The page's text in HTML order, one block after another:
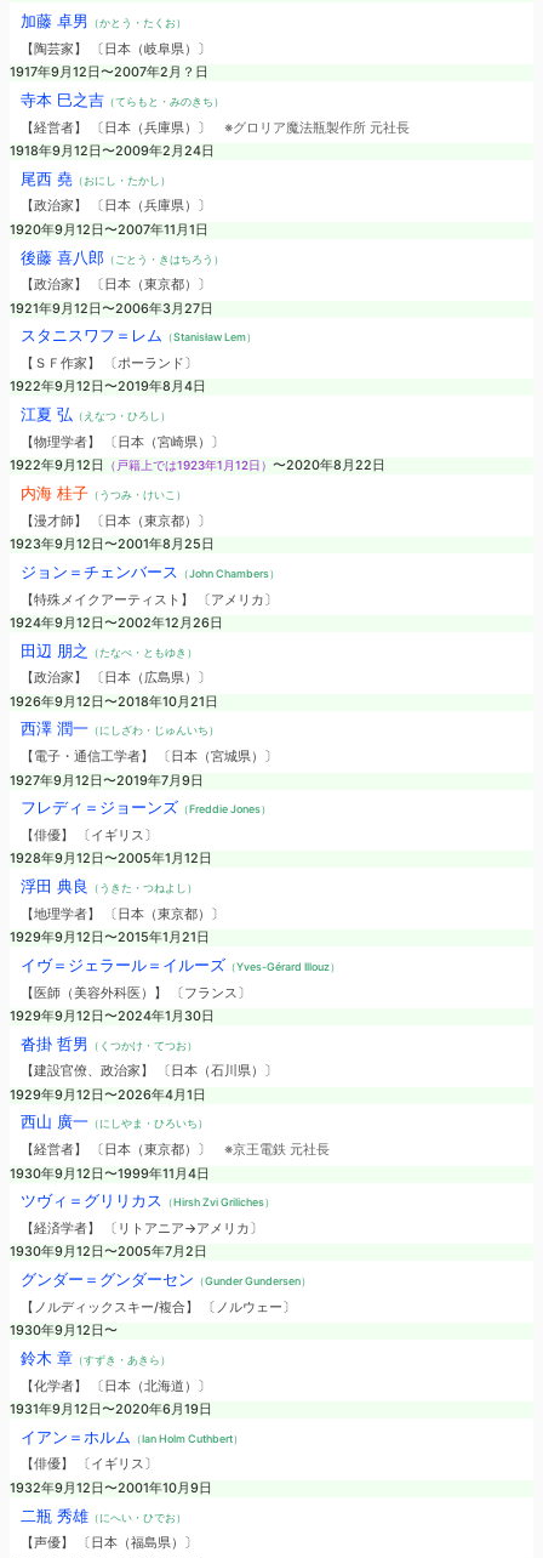
加藤 卓男 （かとう・たくお）
【陶芸家】 〔日本（岐阜県）〕
1917年9月12日〜2007年2月？日
寺本 巳之吉（てらもと・みのきち）
【経営者】 〔日本（兵庫県）〕 ※グロリア魔法瓶製作所 元社長
1918年9月12日〜2009年2月24日
尾西 堯（おにし・たかし）
【政治家】 〔日本（兵庫県）〕
1920年9月12日〜2007年11月1日
後藤 喜八郎（ごとう・きはちろう）
【政治家】 〔日本（東京都）〕
1921年9月12日〜2006年3月27日
スタニスワフ＝レム （Stanisław Lem）
【ＳＦ作家】 〔ポーランド〕
1922年9月12日〜2019年8月4日
江夏 弘 （えなつ・ひろし）
【物理学者】 〔日本（宮崎県）〕
1922年9月12日
（戸籍上では1923年1月12日） 〜2020年8月22日
内海 桂子（うつみ・けいこ）
【漫才師】 〔日本（東京都）〕
1923年9月12日〜2001年8月25日
ジョン＝チェンバース （John Chambers）
【特殊メイクアーティスト】 〔アメリカ〕
1924年9月12日〜2002年12月26日
田辺 朋之 （たなべ・ともゆき）
【政治家】 〔日本（広島県）〕
1926年9月12日〜2018年10月21日
西澤 潤一（にしざわ・じゅんいち）
【電子・通信工学者】 〔日本（宮城県）〕
1927年9月12日〜2019年7月9日
フレディ＝ジョーンズ （Freddie Jones）
【俳優】 〔イギリス〕
1928年9月12日〜2005年1月12日
浮田 典良 （うきた・つねよし）
【地理学者】 〔日本（東京都）〕
1929年9月12日〜2015年1月21日
イヴ＝ジェラール＝イルーズ （Yves-Gérard Illouz）
【医師（美容外科医）】 〔フランス〕
1929年9月12日〜2024年1月30日
沓掛 哲男 （くつかけ・てつお）
【建設官僚、政治家】 〔日本（石川県）〕
1929年9月12日〜2026年4月1日
西山 廣一（にしやま・ひろいち）
【経営者】 〔日本（東京都）〕 ※京王電鉄 元社長
1930年9月12日〜1999年11月4日
ツヴィ＝グリリカス （Hirsh Zvi Griliches）
【経済学者】 〔リトアニア→アメリカ〕
1930年9月12日〜2005年7月2日
グンダー＝グンダーセン （Gunder Gundersen）
【ノルディックスキー/複合】 〔ノルウェー〕
1930年9月12日〜
鈴木 章（すずき・あきら）
【化学者】 〔日本（北海道）〕
1931年9月12日〜2020年6月19日
イアン＝ホルム （Ian Holm Cuthbert）
【俳優】 〔イギリス〕
1932年9月12日〜2001年10月9日
二瓶 秀雄（にへい・ひでお）
【声優】 〔日本（福島県）〕